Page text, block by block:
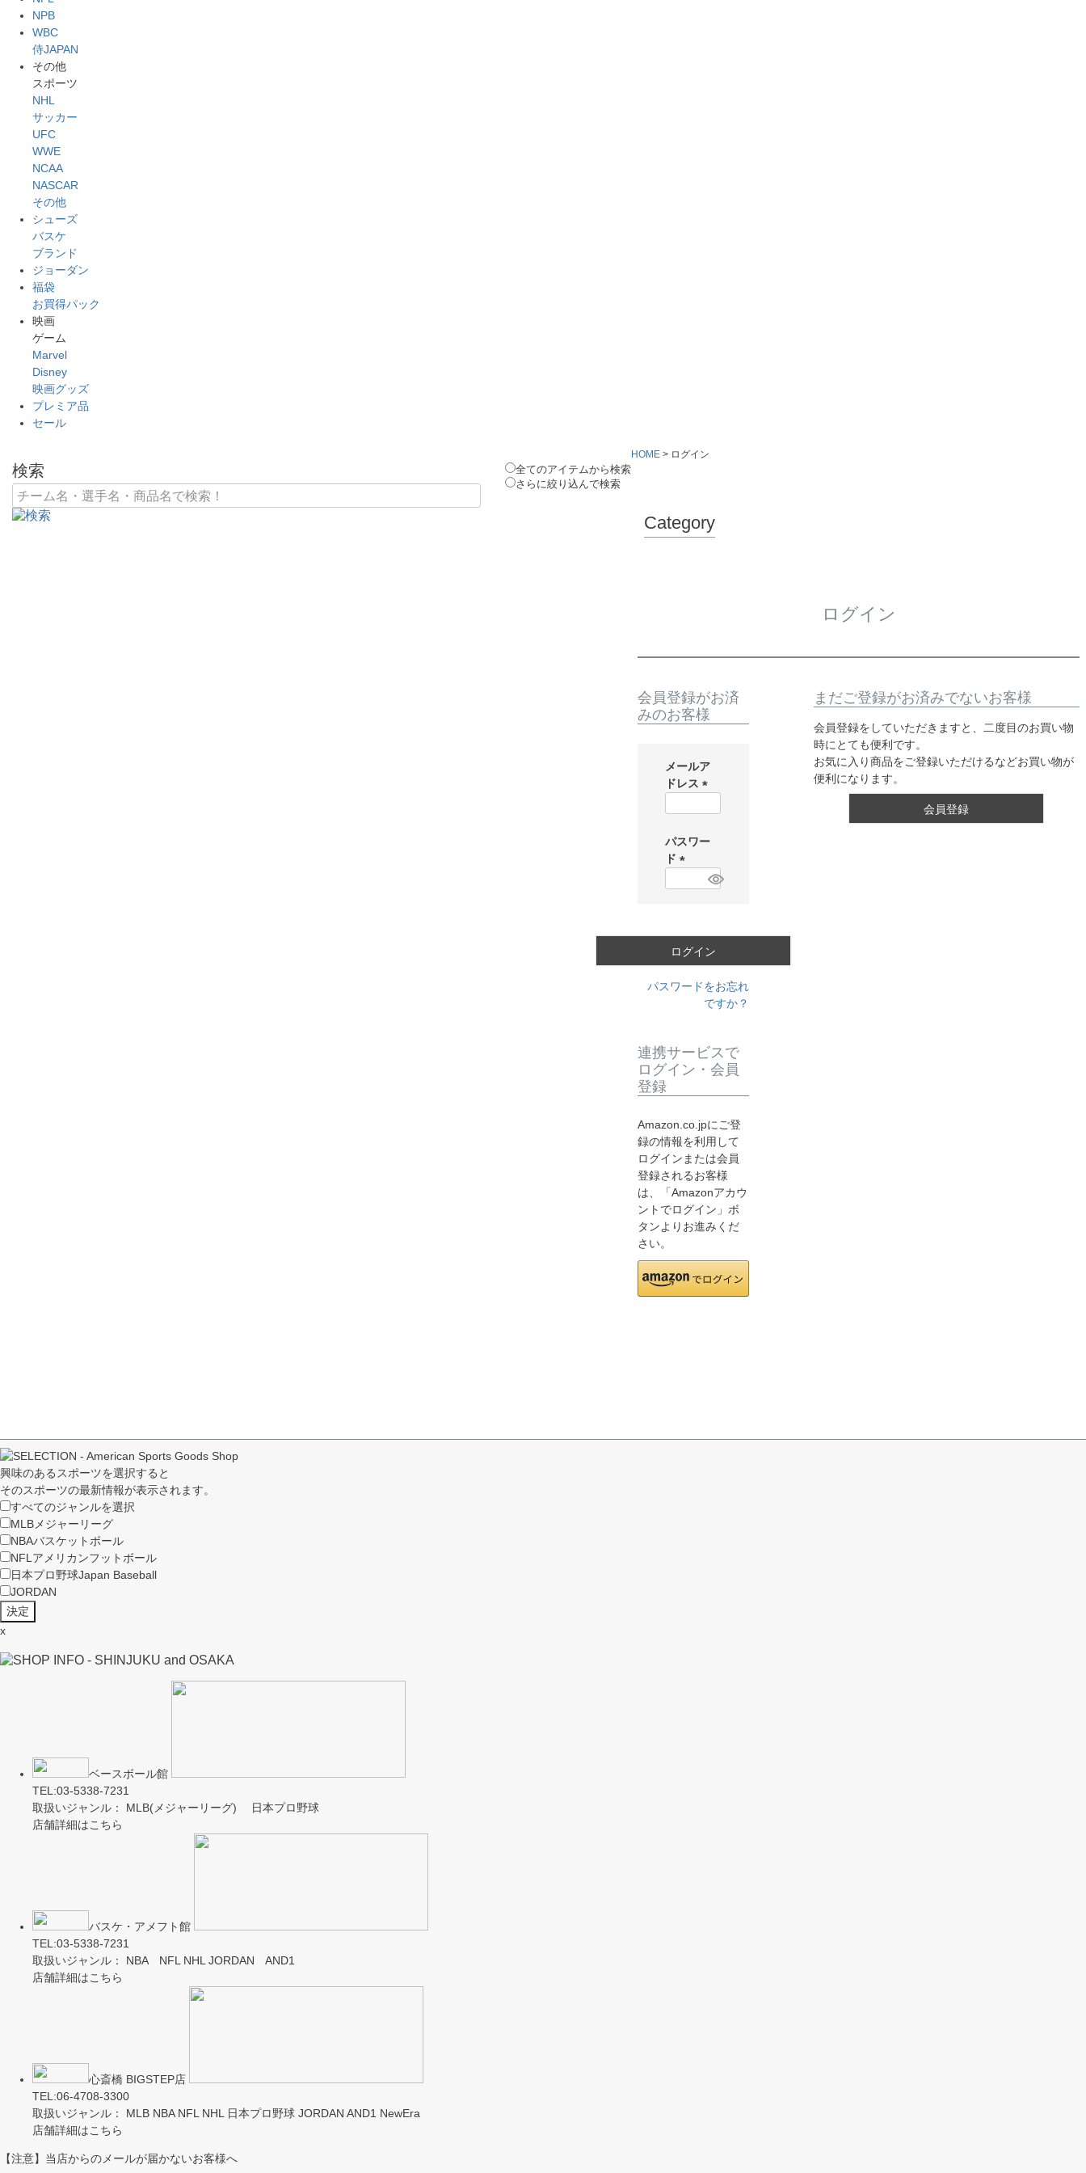
NPB
WBC
侍JAPAN
その他
スポーツ
NHL
サッカー
UFC
WWE
NCAA
NASCAR
その他
シューズ
バスケ
ブランド
ジョーダン
福袋
お買得パック
映画
ゲーム
Marvel
Disney
映画グッズ
プレミア品
セール
検索
全てのアイテムから検索
さらに絞り込んで検索
HOME ログイン
Category
ログイン
会員登録がお済
みのお客様
メールア
ドレス
須
パスワー
ド
ログイン
パスワードをお忘れ
ですか？
連携サービスで
ログイン・会員
登録
Amazon.co.jpにご登
録の情報を利用して
ログインまたは会員
登録されるお客様
は、「Amazonアカウ
ントでログイン」ボ
タンよりお進みくだ
さい。
まだご登録がお済みでないお客様
会員登録をしていただきますと、二度目のお買い物
時にとても便利です。
お気に入り商品をご登録いただけるなどお買い物が
便利になります。
会員登録
興味のあるスポーツを選択すると
そのスポーツの最新情報が表示されます。
すべてのジャンルを選択
MLB メジャーリーグ
NBAバスケットボール
NFL アメリカンフットボール
日本プロ野球Japan Baseball
JORDAN
x
ベースボール館
TEL:03-5338-7231
取扱いジャンル： MLB(メジャーリーグ) 日本プロ野球
店舗詳細はこちら
バスケ・アメフト館
TEL:03-5338-7231
取扱いジャンル： NBA NFL NHL JORDAN AND1
店舗詳細はこちら
心斎橋 BIGSTEP店
TEL:06-4708-3300
取扱いジャンル： MLB NBA NFL NHL 日本プロ野球 JORDAN AND1 NewEra
店舗詳細はこちら
【注意】当店からのメールが届かないお客様へ